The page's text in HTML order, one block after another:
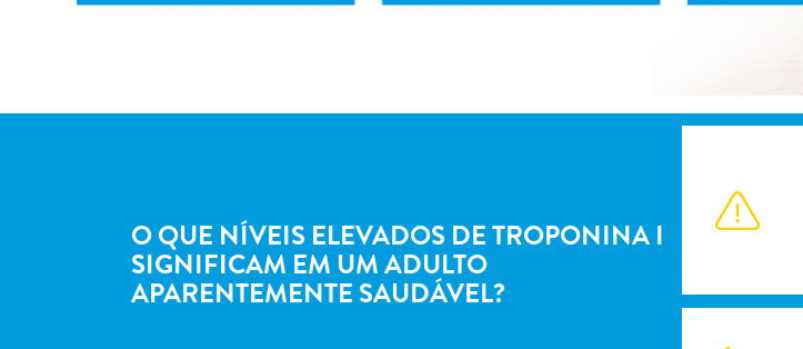
O QUE NÍVEIS ELEVADOS DE TROPONINA I
SIGNIFICAM EM UM ADULTO
APARENTEMENTE SAUDÁVEL?